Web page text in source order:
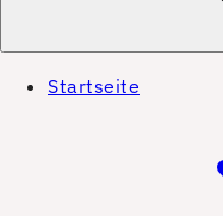
Startseite